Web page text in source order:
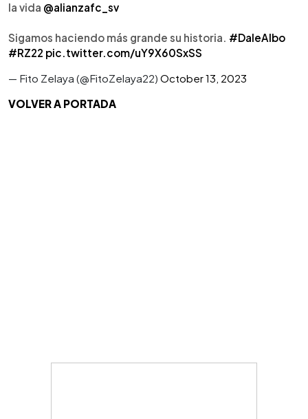
la vida @alianzafc_sv
Sigamos haciendo más grande su historia. #DaleAlbo
#RZ22 pic.twitter.com/uY9X60SxSS
— Fito Zelaya (@FitoZelaya22) October 13, 2023
VOLVER A PORTADA